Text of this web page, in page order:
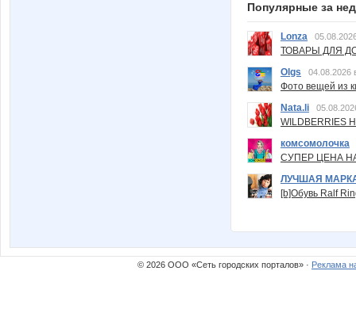
Популярные за
Lonza
ТОВАРЫ ДЛЯ
Olgs
04.08.2026
Фото вещей из
Nata.li
комсомолочка
СУПЕР ЦЕНА
ЛУЧШАЯ
[b]Обувь Ralf
© 2026 ООО «Сеть городских порталов» · Реклама